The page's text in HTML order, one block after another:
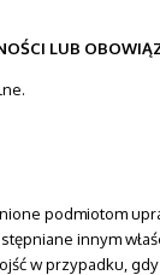
LUB
podmiotom
innym
w przypadku,